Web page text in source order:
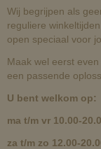
Wij begrijpen als
reguliere
open speciaal voor
Maak wel eerst
een passende
U bent welkom op:
ma t/m vr 10.00-
za t/m zo 12.00-